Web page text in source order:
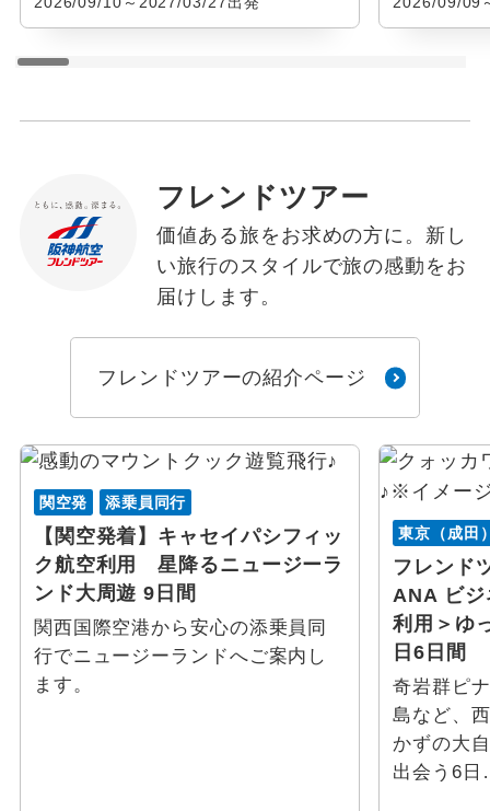
フレンドツアー
価値ある旅をお求めの方に。新し
い旅行のスタイルで旅の感動をお
届けします。
フレンドツアーの紹介ページ
関空発 添乗員同行
【関空発着】キャセイパシフィッ
ク航空利用 星降るニュージーラ
ンド大周遊 9日間
関西国際空港から安心の添乗員同
行でニュージーランドへご案内し
ます。
東京（成田
フレンド
ANA ビジ
利用＞ゆ
日6日間
奇岩群ピ
島など、
かずの大
出会う6